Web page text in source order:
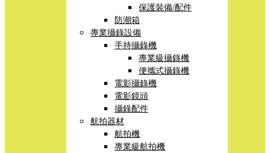
保護裝備/配件
防潮箱
專業攝錄設備
手持攝錄機
專業級攝錄機
便攜式攝錄機
電影攝錄機
電影鏡頭
攝錄配件
航拍器材
航拍機
專業級航拍機